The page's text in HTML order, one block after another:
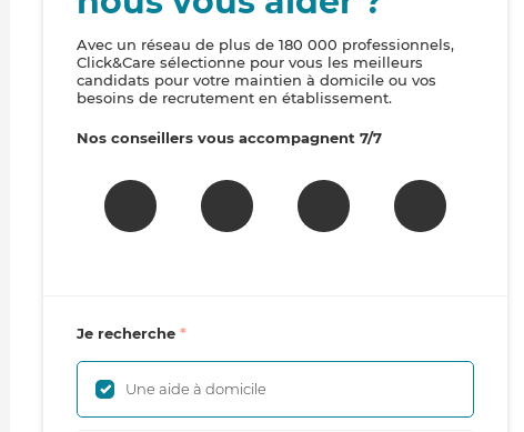
Avec un réseau de plus de 180 000 professionnels,
Click&Care sélectionne pour vous les meilleurs
candidats pour votre maintien à domicile ou vos
besoins de recrutement en établissement.
Nos conseillers vous accompagnent 7/7
Je recherche
Une aide à domicile